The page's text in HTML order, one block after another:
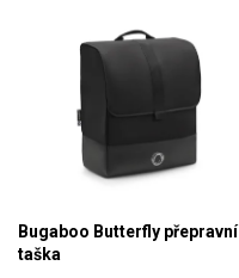
Bugaboo Butterfly přepravní
taška